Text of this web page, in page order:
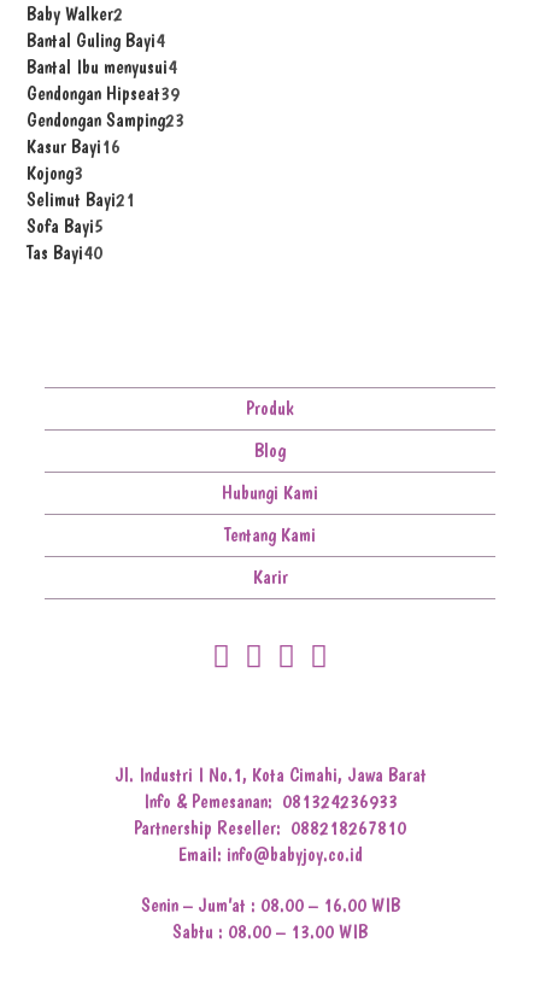
Baby Walker2
Bantal Guling Bayi4
Bantal Ibu menyusui4
Gendongan Hipseat39
Gendongan Samping23
Kasur Bayi16
Kojong3
Selimut Bayi21
Sofa Bayi5
Tas Bayi40
Produk
Blog
Hubungi Kami
Tentang Kami
Karir
Jl. Industri I No.1, Kota Cimahi, Jawa Barat
Info & Pemesanan: 081324236933
Partnership Reseller: 088218267810
Email: info@babyjoy.co.id
Senin – Jum’at : 08.00 – 16.00 WIB
Sabtu : 08.00 – 13.00 WIB